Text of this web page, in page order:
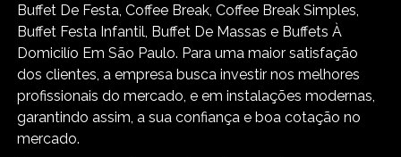
Buffet De Festa, Coffee Break, Coffee Break Simples,
Buffet Festa Infantil, Buffet De Massas e Buffets À
Domicilío Em São Paulo. Para uma maior satisfação
dos clientes, a empresa busca investir nos melhores
profissionais do mercado, e em instalações modernas,
garantindo assim, a sua confiança e boa cotação no
mercado.